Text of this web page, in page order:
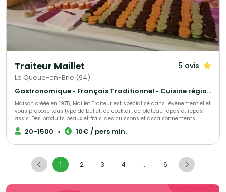
Traiteur Maillet 5 avis
La Queue-en-Brie (94)
Gastronomique • Français Traditionnel • Cuisine régionale
Maison créée en 1975, Maillet Traiteur est spécialisé dans l'évènementiel et
vous propose tous type de buffet, de cocktail, de plateau repas et repas
assis. Des produits beaux et frais, des cuissons et assaisonnements
adaptés, le tout fait maison par notre chef de cuisine expérimenté!
Recettes élégantes, parfois oubliées et souvent surprenantes, toujours
l'organisation de réception.
20-1500 • 10€ / pers min.
1 2 3 4 ... 6